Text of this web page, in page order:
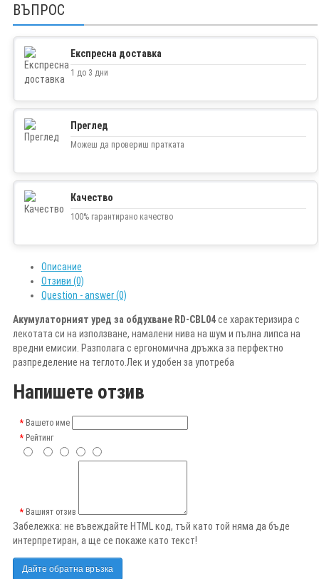
ВЪПРОС
Експресна доставка
1 до 3 дни
Преглед
Можеш да провериш пратката
Качество
100% гарантирано качество
Описание
Отзиви (0)
Question - answer (0)
Акумулаторният уред за обдухване RD-CBL04се характеризира с
лекотата си на използване, намалени нива на шум и пълна липса на
вредни емисии. Разполага с ергономична дръжка за перфектно
разпределение на теглото.Лек и удобен за употреба
Напишете отзив
Вашето име
Рейтинг
Вашият отзив
Забележка: не въвеждайте HTML код, тъй като той няма да бъде
интерпретиран, а ще се покаже като текст!
Дайте обратна връзка